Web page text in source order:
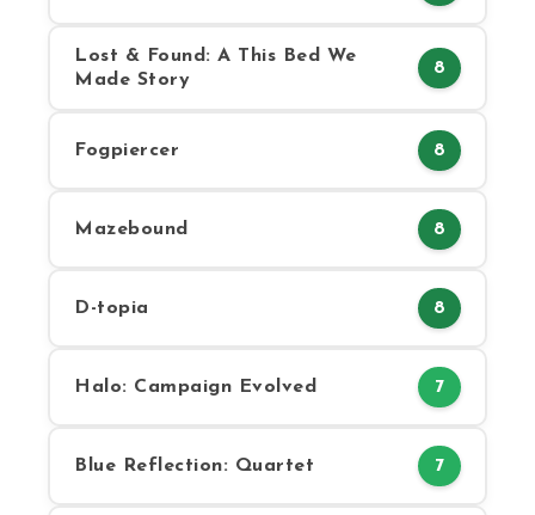
Lost & Found: A This Bed We
Made Story
8
Fogpiercer 8
Mazebound 8
D-topia 8
Halo: Campaign Evolved 7
Blue Reflection: Quartet 7